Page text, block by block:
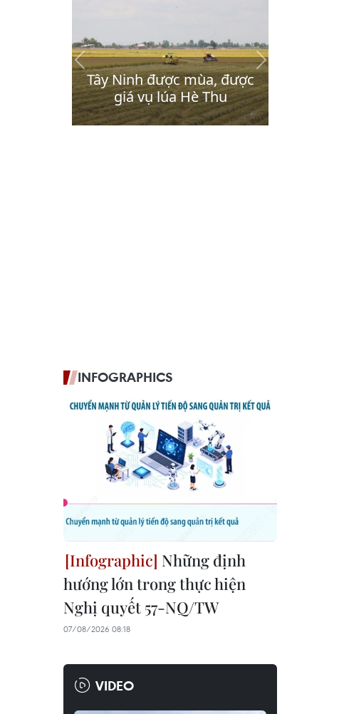
INFOGRAPHICS
Những định
hướng lớn trong thực hiện
Nghị quyết 57-NQ/TW
07/08/2026 08:18
VIDEO